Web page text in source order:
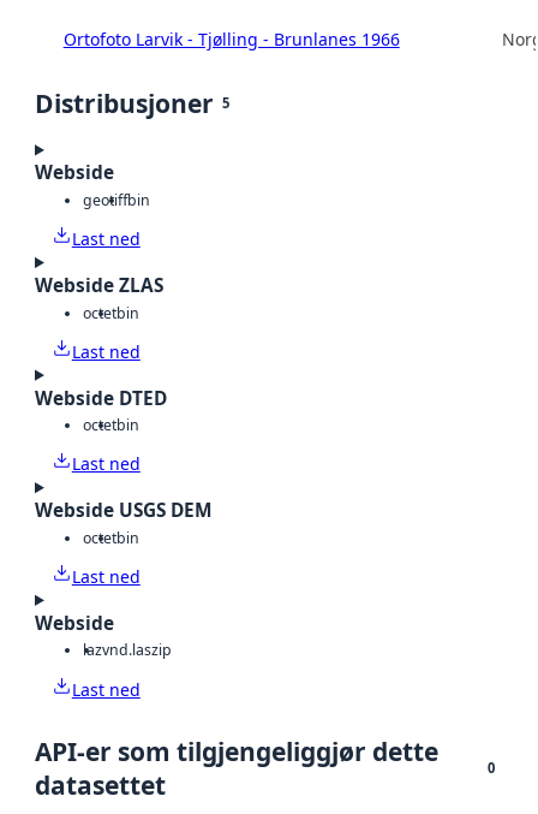
Ortofoto Larvik - Tjølling - Brunlanes 1966
Distribusjoner 5
Webside
geotiffbin
Last ned
Webside ZLAS
octetbin
Last ned
Webside DTED
octetbin
Last ned
Webside USGS DEM
octetbin
Last ned
Webside
lazvnd.laszip
Last ned
API-er som tilgjengeliggjør dette
datasettet
0